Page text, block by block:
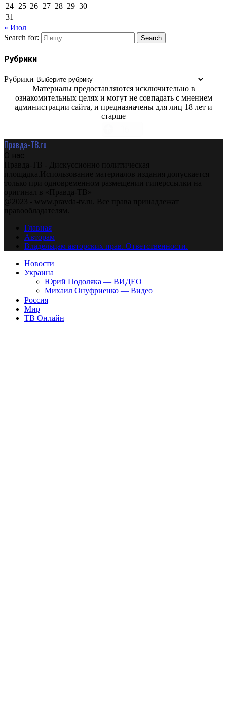
24 25 26 27 28 29 30
31
« Июл
Search for:
Search
Рубрики
Рубрики
Материалы предоставляются исключительно в
ознакомительных целях и могут не совпадать с мнением
администрации сайта, и предназначены для лиц 18 лет и
старше
Правда-ТВ.ru
О нас
Правда-ТВ - Дискуссионно политическая
площадка.Использование материалов издания допускается
только при одновременном размещении гиперссылки на
оригинал в «Правда-ТВ»
@2023 - www.pravda-tv.ru. Все права принадлежат
правообладателям.
Главная
Авторам
Владельцам авторских прав. Ответственности.
Новости
Украина
Юрий Подоляка — ВИДЕО
Михаил Онуфриенко — Видео
Россия
Мир
ТВ Онлайн